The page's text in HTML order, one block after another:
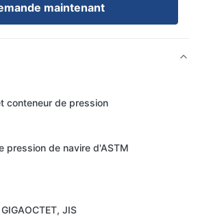
maintenant
conteneur de pression
pression de navire d'ASTM
JIS